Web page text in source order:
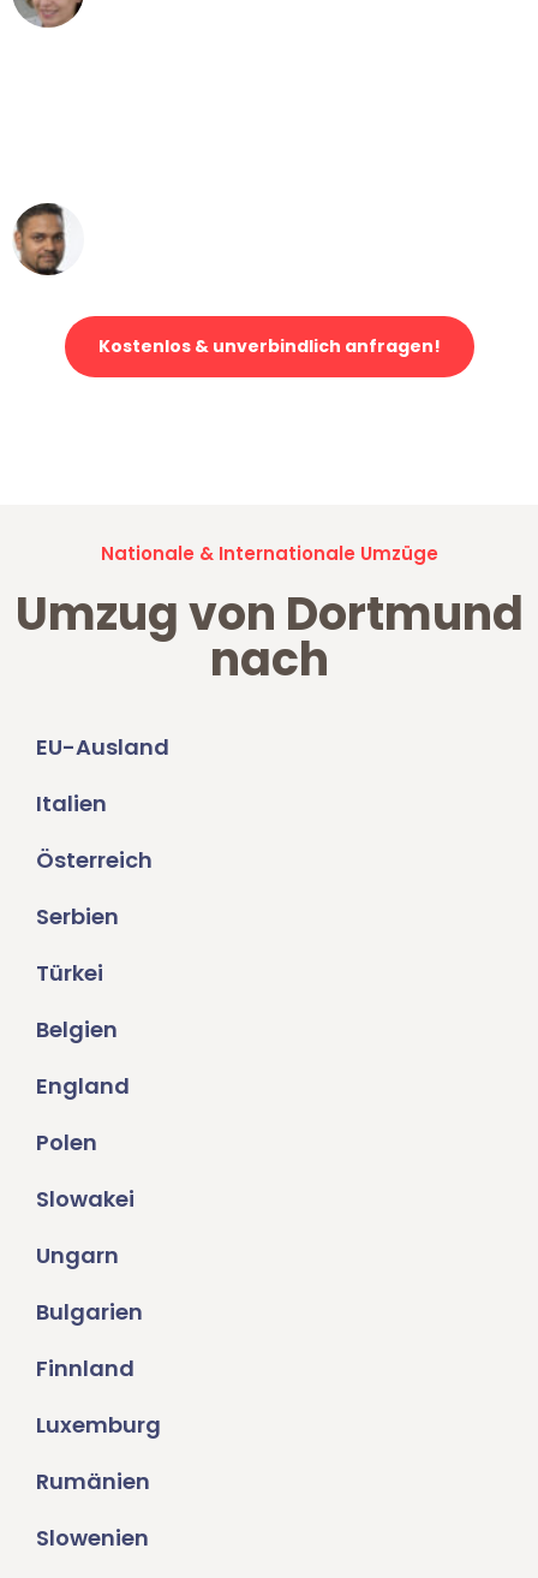
Kostenlos & unverbindlich anfragen!
Nationale & Internationale Umzüge
Umzug von Dortmund
nach
EU-Ausland
Italien
Österreich
Serbien
Türkei
Belgien
England
Polen
Slowakei
Ungarn
Bulgarien
Finnland
Luxemburg
Rumänien
Slowenien